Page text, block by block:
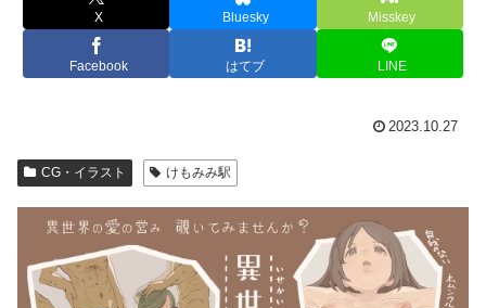
X Bluesky Misskey
Facebook はてブ LINE
2023.10.27
CG・イラスト けもみみ駅